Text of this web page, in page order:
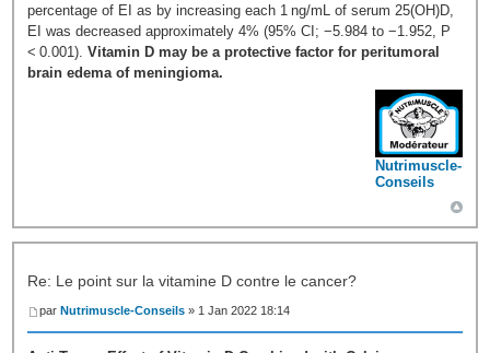
percentage of EI as by increasing each 1 ng/mL of serum 25(OH)D,
EI was decreased approximately 4% (95% CI; −5.984 to −1.952, P
< 0.001).Vitamin D may be a protective factor for peritumoral
brain edema of meningioma.
Nutrimuscle-
Conseils
Re: Le point sur la vitamine D contre le cancer?
par Nutrimuscle-Conseils » 1 Jan 2022 18:14